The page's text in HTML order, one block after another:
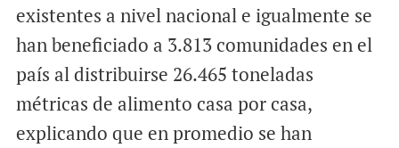
existentes a nivel nacional e igualmente se
han beneficiado a 3.813 comunidades en el
país al distribuirse 26.465 toneladas
métricas de alimento casa por casa,
explicando que en promedio se han